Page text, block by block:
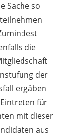
Sache so
die
der
ergäben
für
mit dieser
aus